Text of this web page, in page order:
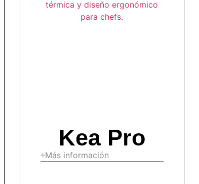
Kea Pro
Más información